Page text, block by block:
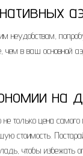
неудобствам,
в ваш основной
на
не только цена
стоимость.
чтобы избежать